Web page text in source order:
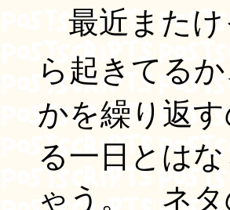
最近またけ
ら起きてるか
かを繰り返
る一日とは
ゃう。 ネタ